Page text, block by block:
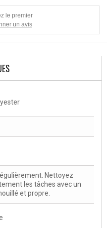
le premier
un avis
Nettoyez
les tâches avec un
et propre.